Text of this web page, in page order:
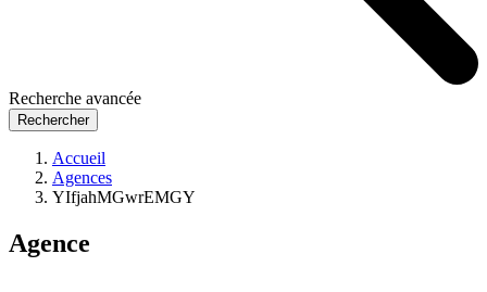
Recherche avancée
Rechercher
Accueil
Agences
YIfjahMGwrEMGY
Agence